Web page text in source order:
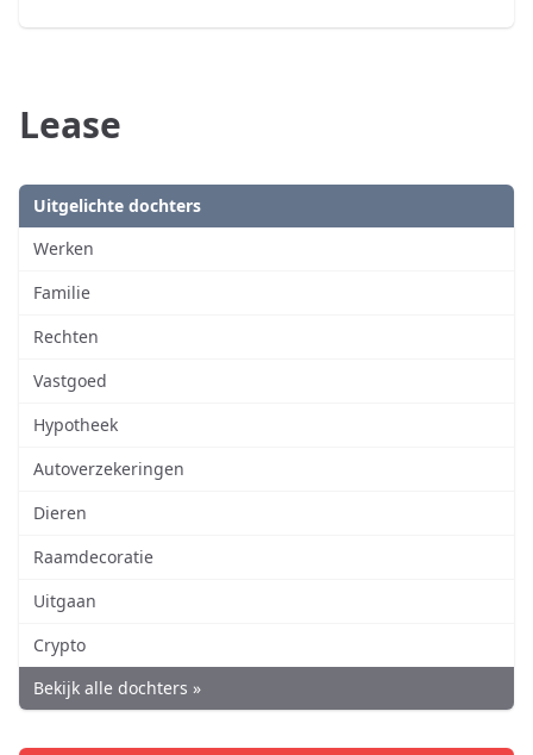
Lease
Uitgelichte dochters
Werken
Familie
Rechten
Vastgoed
Hypotheek
Autoverzekeringen
Dieren
Raamdecoratie
Uitgaan
Crypto
Bekijk alle dochters »